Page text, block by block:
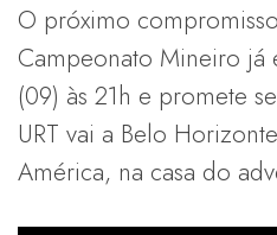
O próximo
Campeonato Mineiro
(09) às 21h e promete
URT vai a Belo
América, na casa do